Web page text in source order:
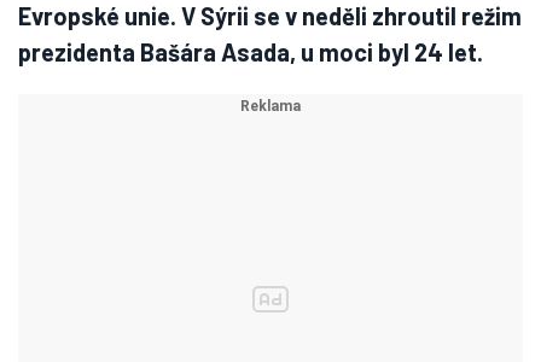
Evropské unie. V Sýrii se v neděli zhroutil režim
prezidenta Bašára Asada, u moci byl 24 let.